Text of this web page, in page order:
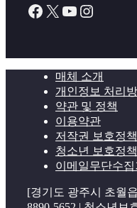
Facebook
X YouTube
Instagram
매체 소개
개인정보 처리
약관 및 정책
이용약관
저작권 보호정책
청소년 보호정책
이메일무단수집
[경기도 광주시 초월